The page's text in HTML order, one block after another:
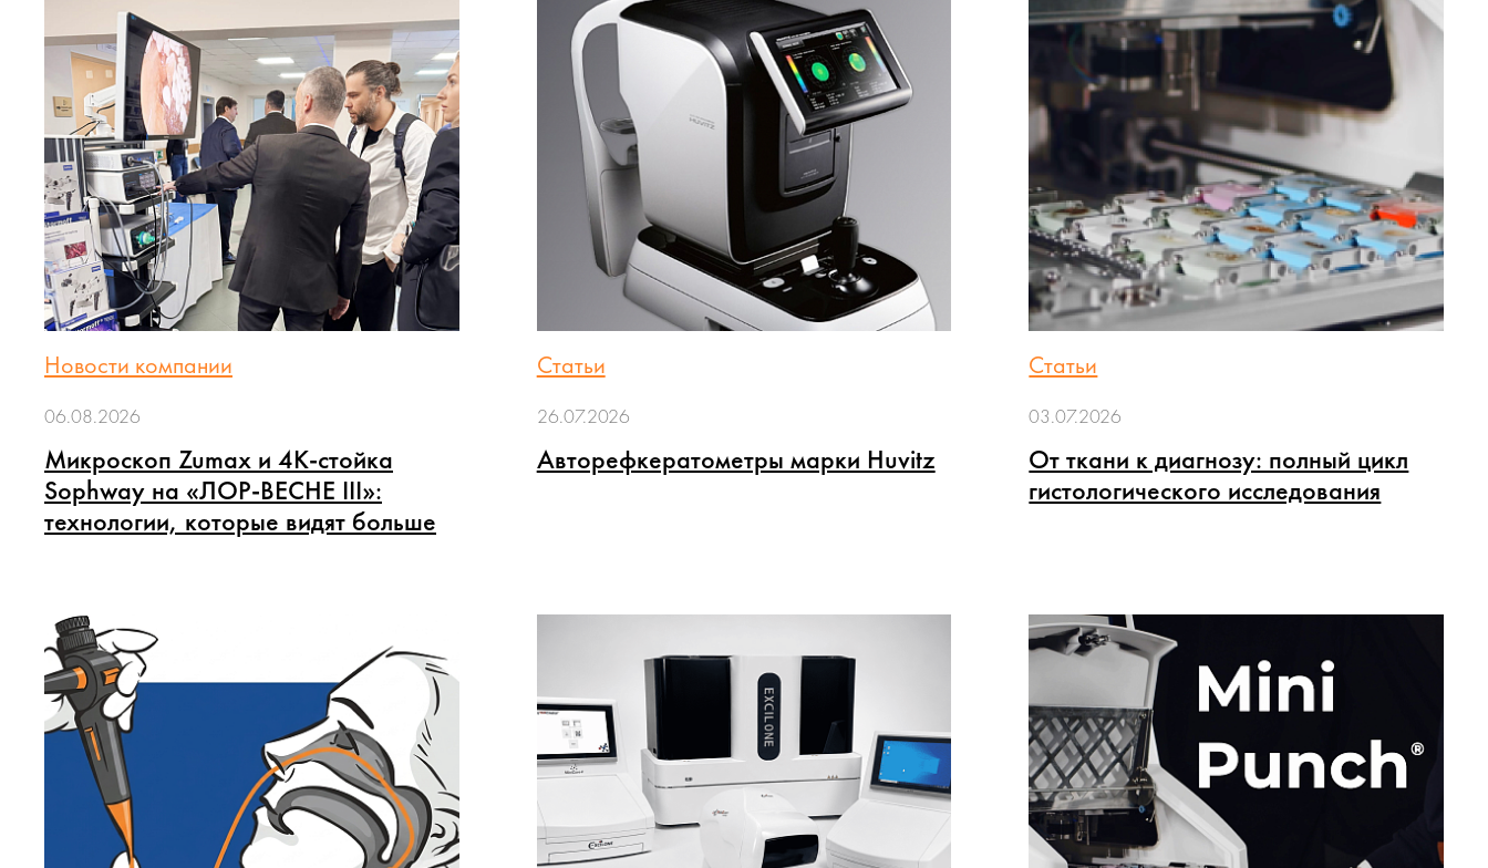
Новости компании
06.08.2026
Микроскоп Zumax и 4K-стойка
Sophway на «ЛОР-ВЕСНЕ III»:
технологии, которые видят больше
Статьи
26.07.2026
Авторефкератометры марки Huvitz
Статьи
03.07.2026
От ткани к диагнозу: полный цикл
гистологического исследования